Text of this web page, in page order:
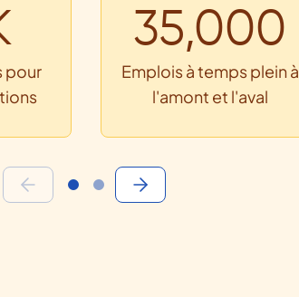
pour
35,000
Emplois à temps plein à
l'amont et l'aval
1 2